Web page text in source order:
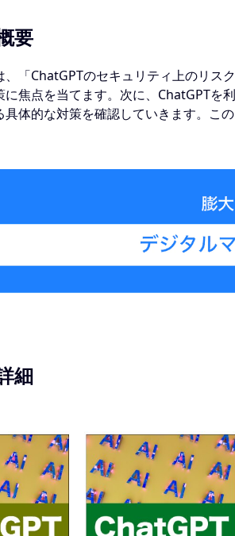
要
、「ChatGPTのセキュリティ上のリス
に焦点を当てます。次に、ChatGPTを
具体的な対策を確認していきます。こ
細